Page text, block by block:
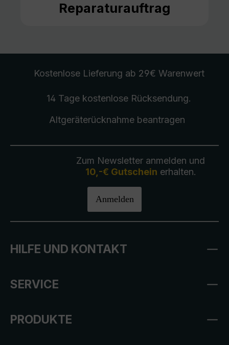
Reparaturauftrag
Kostenlose Lieferung ab 29€ Warenwert
14 Tage kostenlose Rücksendung.
Altgeräterücknahmebeantragen
Zum Newsletter anmelden und
10,-€ Gutschein erhalten.
Anmelden
HILFE UND KONTAKT
SERVICE
PRODUKTE